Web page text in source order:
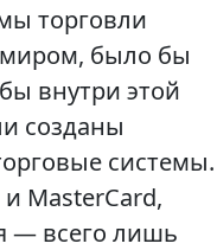
торговли
миром, было бы
внутри этой
созданы
системы.
и MasterCard,
— всего лишь